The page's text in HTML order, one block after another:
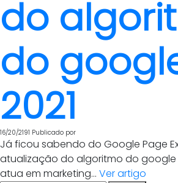
do
do
2021
16/20/2191 Publicado por
Já ficou sabendo do Google Page
atualização do algoritmo do google
atua em marketing... Ver artigo